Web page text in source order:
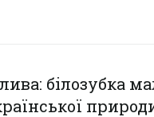
білозубка